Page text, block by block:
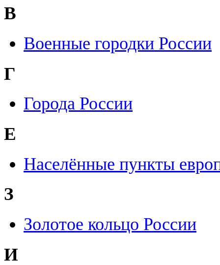
В
Военные городки России
Г
Города России
Е
Населённые пункты
З
Золотое кольцо России
И